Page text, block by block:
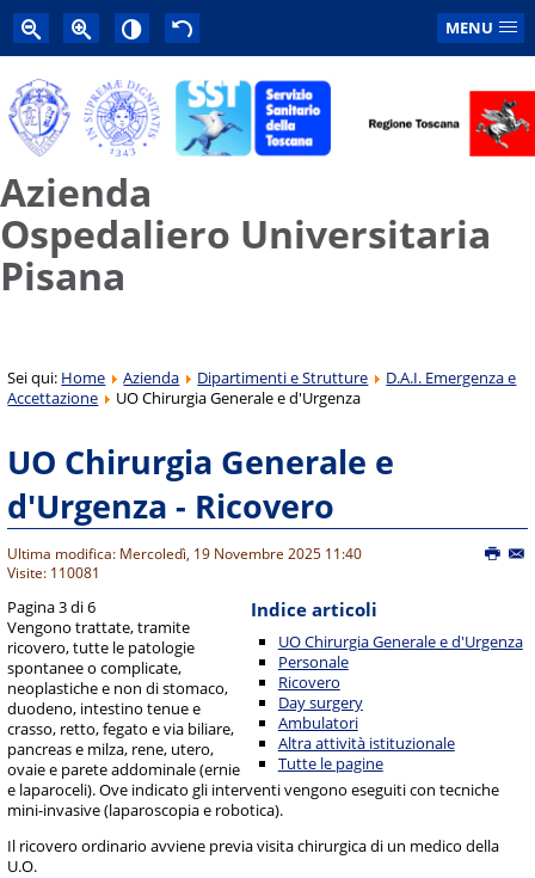
MENU
Azienda
Ospedaliero Universitaria
Pisana
Sei qui: Home Azienda Dipartimenti e Strutture
D.A.I. Emergenza e
Accettazione
UO Chirurgia Generale e d'Urgenza
UO Chirurgia Generale e
d'Urgenza - Ricovero
Ultima modifica: Mercoledì, 19 Novembre 2025 11:40
Visite: 110081
Indice articoli
UO Chirurgia Generale e d'Urgenza
Personale
Ricovero
Day surgery
Ambulatori
Altra attività istituzionale
Tutte le pagine
Pagina 3 di 6
Vengono trattate, tramite
ricovero, tutte le patologie
spontanee o complicate,
neoplastiche e non di stomaco,
duodeno, intestino tenue e
crasso, retto, fegato e via biliare,
pancreas e milza, rene, utero,
ovaie e parete addominale (ernie
e laparoceli). Ove indicato gli interventi vengono eseguiti con tecniche
mini-invasive (laparoscopia e robotica).
Il ricovero ordinario avviene previa visita chirurgica di un medico della
U.O.